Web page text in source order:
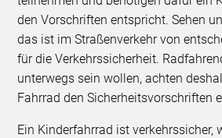
den Vorschriften entspricht. Sehen
das ist im Straßenverkehr von
für die Verkehrssicherheit.
unterwegs sein wollen, achten
Fahrrad den Sicherheitsvorschriften
Ein Kinderfahrrad ist verkehrssicher,